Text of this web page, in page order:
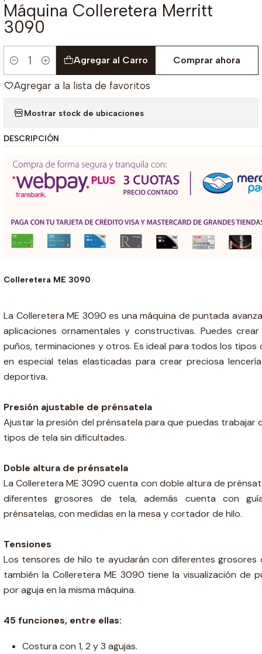
Máquina Colleretera Merritt
3090
Cantidad
Agregar al Carro Comprar ahora
Agregar a la lista de favoritos
Mostrar stock de ubicaciones
DESCRIPCIÓN
Colleretera ME 3090
La Colleretera ME 3090 es una máquina de puntada
aplicaciones ornamentales y constructivas. Puedes
puños, terminaciones y otros. Es ideal para todos los tipos
en especial telas elasticadas para crear preciosa
deportiva.
Presión ajustable de prénsatela
Ajustar la presión del prénsatela para que puedas trabajar
tipos de tela sin dificultades.
Doble altura de prénsatela
La Colleretera ME 3090 cuenta con doble altura de
diferentes grosores de tela, además cuenta con
prénsatelas, con medidas en la mesa y cortador de hilo.
Tensiones
Los tensores de hilo te ayudarán con diferentes grosores
también la Colleretera ME 3090 tiene la visualización de
por aguja en la misma máquina.
45 funciones, entre ellas:
Costura con 1, 2 y 3 agujas.